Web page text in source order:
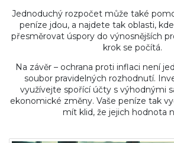
Jednoduchý rozpočet může také
peníze jdou, a najdete tak oblasti,
přesměrovat úspory do výnosnějších
krok se počítá.
Na závěr – ochrana proti inflaci není
soubor pravidelných rozhodnutí.
využívejte spořící účty s výhodnými
ekonomické změny. Vaše peníze tak
mít klid, že jejich hodnota